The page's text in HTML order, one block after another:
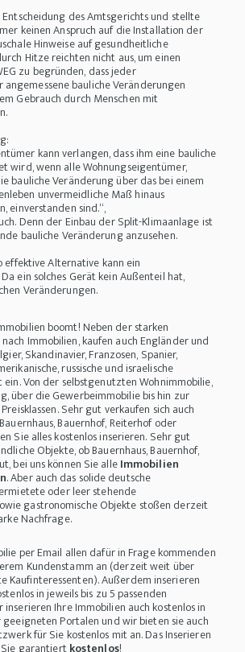
des Amtsgerichts und stellte
keinen Anspruch auf die Installation der
Hinweise auf gesundheitliche
Hitze reichten nicht aus, um einen
zu begründen, dass jeder
bauliche Veränderungen
Gebrauch durch Menschen mit
kann verlangen, dass ihm eine bauliche
wird, wenn alle Wohnungseigentümer,
bauliche Veränderung über das bei einem
unvermeidliche Maß hinaus
einverstanden sind.“,
Denn der Einbau der Split-Klimaanlage ist
bauliche Veränderung anzusehen.
effektive Alternative kann ein
ein solches Gerät kein Außenteil hat,
Veränderungen.
boomt! Neben der starken
Immobilien, kaufen auch Engländer und
Skandinavier, Franzosen, Spanier,
russische und israelische
Von der selbstgenutzten Wohnimmobilie,
über die Gewerbeimmobilie bis hin zur
Sehr gut verkaufen sich auch
Bauernhof, Reiterhof oder
Sie alles kostenlos inserieren. Sehr gut
Objekte, ob Bauernhaus, Bauernhof,
bei uns können Sie alleImmobilien
. Aber auch das solide deutsche
oder leer stehende
gastronomische Objekte stoßen derzeit
Nachfrage.
per Email allen dafür in Frage kommenden
Kundenstamm an (derzeit weit über
Außerdem inserieren
in jeweils bis zu 5 passenden
Ihre Immobilien auch kostenlos in
Portalen und wir bieten sie auch
für Sie kostenlos mit an. Das Inserieren